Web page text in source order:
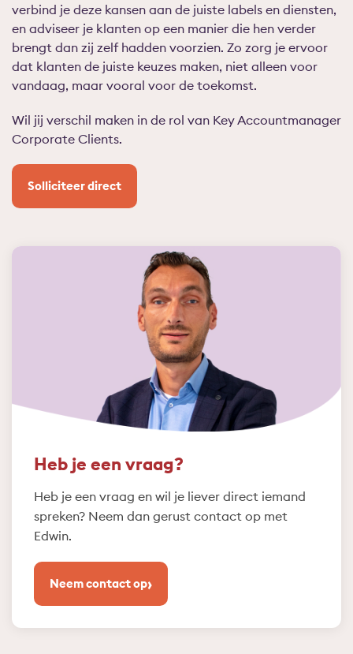
verbind je deze kansen aan de juiste labels en diensten,
en adviseer je klanten op een manier die hen verder
brengt dan zij zelf hadden voorzien. Zo zorg je ervoor
dat klanten de juiste keuzes maken, niet alleen voor
vandaag, maar vooral voor de toekomst.
Wil jij verschil maken in de rol van Key Accountmanager
Corporate Clients.
Solliciteer direct
Heb je een vraag?
Heb je een vraag en wil je liever direct iemand
spreken? Neem dan gerust contact op met
Edwin.
Neem contact op›